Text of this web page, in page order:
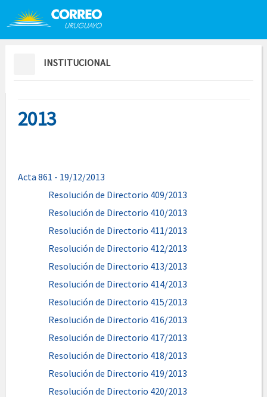
Saltar al contenido
INSTITUCIONAL
2013
Acta 861 - 19/12/2013
Resolución de Directorio 409/2013
Resolución de Directorio 410/2013
Resolución de Directorio 411/2013
Resolución de Directorio 412/2013
Resolución de Directorio 413/2013
Resolución de Directorio 414/2013
Resolución de Directorio 415/2013
Resolución de Directorio 416/2013
Resolución de Directorio 417/2013
Resolución de Directorio 418/2013
Resolución de Directorio 419/2013
Resolución de Directorio 420/2013